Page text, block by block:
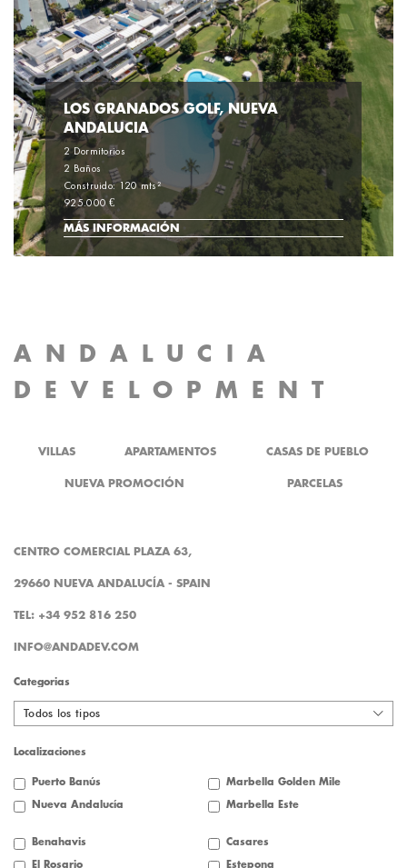
LOS GRANADOS GOLF, NUEVA
ANDALUCIA
2 Dormitorios
2 Baños
Construido: 120 mts²
925.000 €
MÁS INFORMACIÓN
ANDALUCIA
DEVELOPMENT
VILLAS APARTAMENTOS CASAS DE PUEBLO
NUEVA PROMOCIÓN PARCELAS
CENTRO COMERCIAL PLAZA 63,
29660 NUEVA ANDALUCÍA - SPAIN
TEL: +34 952 816 250
INFO@ANDADEV.COM
Categorias
Todos los tipos
Localizaciones
Puerto Banús Marbella Golden Mile
Nueva Andalucía Marbella Este
Benahavis Casares
El Rosario Estepona